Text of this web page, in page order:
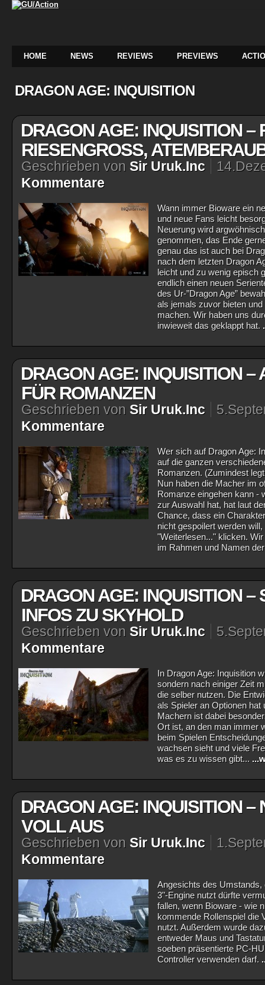
HOME NEWS REVIEWS PREVIEWS
DRAGON AGE: INQUISITION
DRAGON AGE: INQUISITION –
RIESENGROSS,
Geschrieben von Sir Uruk.Inc
Kommentare
Wann immer Bioware ein
und neue Fans leicht
Neuerung wird
genommen, das Ende
genau das ist auch bei
nach dem letzten Dragon
leicht und zu wenig episch
endlich einen neuen
des Ur-”Dragon Age”
als jemals zuvor bieten
machen. Wir haben uns
inwieweit das geklappt hat.
DRAGON AGE: INQUISITION –
FÜR ROMANZEN
Geschrieben von Sir Uruk.Inc
Kommentare
Wer sich auf Dragon Age:
auf die ganzen
Romanzen. (Zumindest
Nun haben die Macher im
Romanze eingehen kann -
zur Auswahl hat, hat laut
Chance, dass ein
nicht gespoilert werden
"Weiterlesen..." klicken.
im Rahmen und Namen
DRAGON AGE: INQUISITION –
INFOS ZU SKYHOLD
Geschrieben von Sir Uruk.Inc
Kommentare
In Dragon Age: Inquisition
sondern nach einiger Zeit
die selber nutzen. Die
als Spieler an Optionen
Machern ist dabei
Ort ist, an den man immer
beim Spielen
wachsen sieht und viele
was es zu wissen gibt...
DRAGON AGE: INQUISITION –
VOLL AUS
Geschrieben von Sir Uruk.Inc
Kommentare
Angesichts des Umstands,
3"-Engine nutzt dürfte
fallen, wenn Bioware - wie
kommende Rollenspiel die
nutzt. Außerdem wurde
entweder Maus und
soeben präsentierte PC-
Controller verwenden darf.